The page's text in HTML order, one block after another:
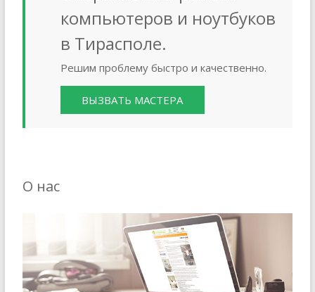
компьютеров и ноутбуков
в Тирасполе.
Решим проблему быстро и качественно.
ВЫЗВАТЬ МАСТЕРА
О нас